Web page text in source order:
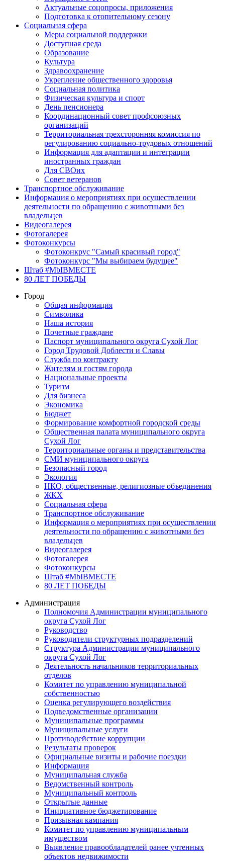
Актуальные соцопросы, приложения
Подготовка к отопительному сезону
Социальная сфера
Меры социальной поддержки
Доступная среда
Образование
Культура
Здравоохранение
Укрепление общественного здоровья
Социальная политика
Физическая культура и спорт
День пенсионера
Координационный совет профсоюзных
организаций
Территориальная трехсторонняя комиссия по
регулированию социально-трудовых отношений
Информация для адаптации и интеграции
иностранных граждан
Для СВОих
Совет ветеранов
Транспортное обслуживание
Информация о мероприятиях при осуществлении
деятельности по обращению с животными без
владельцев
Видеогалерея
Фотогалерея
Фотоконкурсы
Фотоконкрус "Самый красивый город"
Фотоконкурс "Мы выбираем будущее"
Штаб #MbIBMECTE
80 ЛЕТ ПОБЕДЫ
Город
Общая информация
Символика
Наша история
Почетные граждане
Паспорт муниципального округа Сухой Лог
Город Трудовой Доблести и Славы
Служба по контракту
Жителям и гостям города
Национальные проекты
Туризм
Для бизнеса
Экономика
Бюджет
Формирование комфортной городской среды
Общественная палата муниципального округа
Сухой Лог
Территориальные органы и представительства
СМИ муниципального округа
Безопасный город
Экология
НКО, общественные, религиозные объединения
ЖКХ
Социальная сфера
Транспортное обслуживание
Информация о мероприятиях при осуществлении
деятельности по обращению с животными без
владельцев
Видеогалерея
Фотогалерея
Фотоконкурсы
Штаб #MbIBMECTE
80 ЛЕТ ПОБЕДЫ
Администрация
Полномочия Администрации муниципального
округа Сухой Лог
Руководство
Руководители структурных подразделений
Структура Администрации муниципального
округа Сухой Лог
Деятельность начальников территориальных
отделов
Комитет по управлению муниципальной
собственностью
Оценка регулирующего воздействия
Подведомственные организации
Муниципальные программы
Муниципальные услуги
Противодействие коррупции
Результаты проверок
Официальные визиты и рабочие поездки
Информация
Муниципальная служба
Ведомственный контроль
Муниципальный контроль
Открытые данные
Инициативное бюджетирование
Призывная кампания
Комитет по управлению муниципальным
имуществом
Выявление правообладателей ранее учтенных
объектов недвижимости